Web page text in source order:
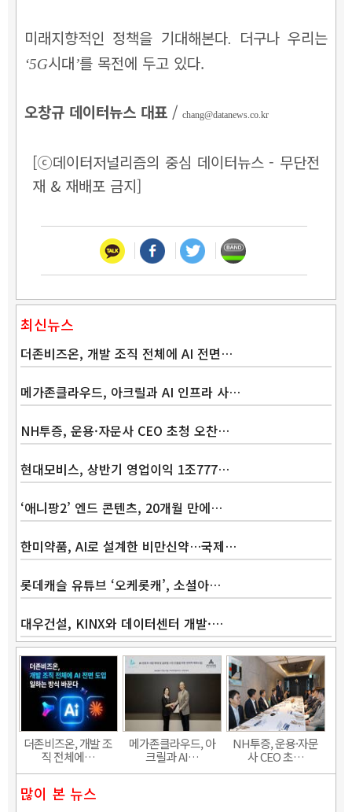
미래지향적인 정책을 기대해본다. 더구나 우리는
‘5G시대’를 목전에 두고 있다.
오창규 데이터뉴스 대표 / chang@datanews.co.kr
[ⓒ데이터저널리즘의 중심 데이터뉴스 - 무단전
재 & 재배포 금지]
최신뉴스
더존비즈온, 개발 조직 전체에 AI 전면…
메가존클라우드, 아크릴과 AI 인프라 사…
NH투증, 운용·자문사 CEO 초청 오찬…
현대모비스, 상반기 영업이익 1조777…
‘애니팡2’ 엔드 콘텐츠, 20개월 만에…
한미약품, AI로 설계한 비만신약…국제…
롯데캐슬 유튜브 ‘오케롯캐’, 소셜아…
대우건설, KINX와 데이터센터 개발·…
더존비즈온, 개발 조
직 전체에…
메가존클라우드, 아
크릴과 AI…
NH투증, 운용·자문
사 CEO 초…
많이 본 뉴스